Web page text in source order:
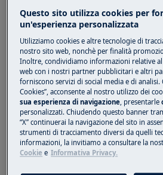
Come smontare e montare il
detersivo
NOTA:
Le foto sottostanti sono solo
differire dal modello di lavatrice
Aprire il cassetto del
con il nome “PUSH”) sarà
sinistro.
Questo sito utilizza cookies per
un'esperienza personalizzata
Utilizziamo cookies e altre tecnologie di
nostro sito web, nonchè per finalità
Inoltre, condividiamo informazioni relative
web con i nostri partner pubblicitari e altri
forniscono servizi di social media e di analisi.
Cookies”, acconsente al nostro utilizzo dei
sua esperienza di navigazione, presentarle
personalizzati. Chiudendo questo banner
“X” continuerai la navigazione del sito in
strumenti di tracciamento diversi da quelli
informazioni, la invitiamo a consultare la
Cookie e Informativa Privacy.